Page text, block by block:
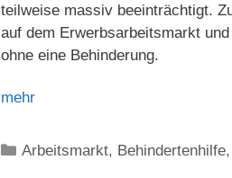
teilweise massiv beeinträchtigt.
auf dem Erwerbsarbeitsmarkt
ohne eine Behinderung.
mehr
Kategorien
Arbeitsmarkt, Behindertenhilfe